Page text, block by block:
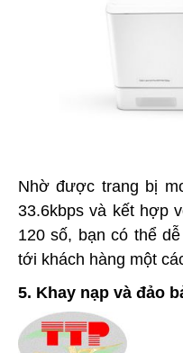
Nhờ được trang bị
33.6kbps và kết hợp
120 số, bạn có thể
tới khách hàng một
5. Khay nạp và đảo